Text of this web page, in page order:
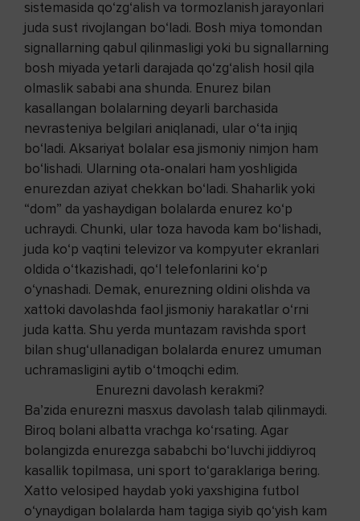
sistemasida qo‘zg‘alish va tormozlanish jarayonlari
juda sust rivojlangan bo‘ladi. Bosh miya tomondan
signallarning qabul qilinmasligi yoki bu signallarning
bosh miyada yetarli darajada qo‘zg‘alish hosil qila
olmaslik sababi ana shunda. Enurez bilan
kasallangan bolalarning deyarli barchasida
nevrasteniya belgilari aniqlanadi, ular o‘ta injiq
bo‘ladi. Aksariyat bolalar esa jismoniy nimjon ham
bo‘lishadi. Ularning ota-onalari ham yoshligida
enurezdan aziyat chekkan bo‘ladi. Shaharlik yoki
“dom” da yashaydigan bolalarda enurez ko‘p
uchraydi. Chunki, ular toza havoda kam bo‘lishadi,
juda ko‘p vaqtini televizor va kompyuter ekranlari
oldida o‘tkazishadi, qo‘l telefonlarini ko‘p
o‘ynashadi. Demak, enurezning oldini olishda va
xattoki davolashda faol jismoniy harakatlar o‘rni
juda katta. Shu yerda muntazam ravishda sport
bilan shug‘ullanadigan bolalarda enurez umuman
uchramasligini aytib o‘tmoqchi edim.
Enurezni davolash kerakmi?
Ba’zida enurezni masxus davolash talab qilinmaydi.
Biroq bolani albatta vrachga ko‘rsating. Agar
bolangizda enurezga sababchi bo‘luvchi jiddiyroq
kasallik topilmasa, uni sport to‘garaklariga bering.
Xatto velosiped haydab yoki yaxshigina futbol
o‘ynaydigan bolalarda ham tagiga siyib qo‘yish kam